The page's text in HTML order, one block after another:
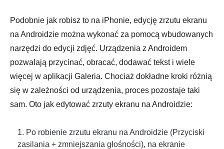
Podobnie jak robisz to na iPhonie, edycję zrzutu ekranu
na Androidzie można wykonać za pomocą wbudowanych
narzędzi do edycji zdjęć. Urządzenia z Androidem
pozwalają przycinać, obracać, dodawać tekst i wiele
więcej w aplikacji Galeria. Chociaż dokładne kroki różnią
się w zależności od urządzenia, proces pozostaje taki
sam. Oto jak edytować zrzuty ekranu na Androidzie:
1. Po robienie zrzutu ekranu na Androidzie (Przyciski
zasilania + zmniejszania głośności), na ekranie